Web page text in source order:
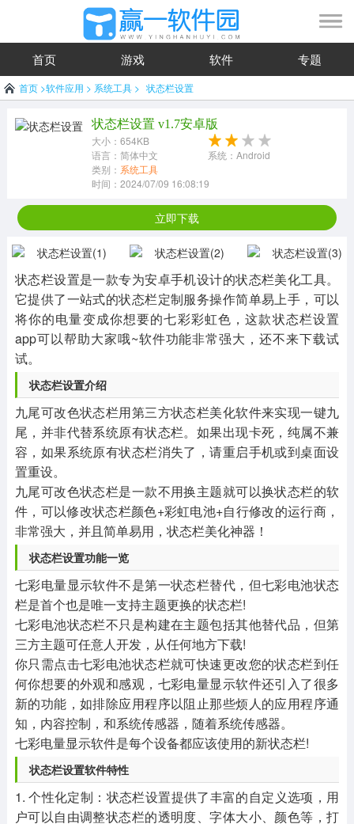
首页 游戏 软件 专题
首页 >软件应用 > 系统工具 > 状态栏设置
状态栏设置 v1.7安卓版
大小：654KB
语言：简体中文
系统：Android
类别： 系统工具
时间：2024/07/09 16:08:19
立即下载
状态栏设置是一款专为安卓手机设计的状态栏美化工具。
它提供了一站式的状态栏定制服务操作简单易上手，可以
将你的电量变成你想要的七彩彩虹色，这款状态栏设置
app可以帮助大家哦~软件功能非常强大，还不来下载试
试。
状态栏设置介绍
九尾可改色状态栏用第三方状态栏美化软件来实现一键九
尾，并非代替系统原有状态栏。如果出现卡死，纯属不兼
容，如果系统原有状态栏消失了，请重启手机或到桌面设
置重设。
九尾可改色状态栏是一款不用换主题就可以换状态栏的软
件，可以修改状态栏颜色+彩虹电池+自行修改的运行商，
非常强大，并且简单易用，状态栏美化神器！
状态栏设置功能一览
七彩电量显示软件不是第一状态栏替代，但七彩电池状态
栏是首个也是唯一支持主题更换的状态栏!
七彩电池状态栏不只是构建在主题包括其他替代品，但第
三方主题可任意人开发，从任何地方下载!
你只需点击七彩电池状态栏就可快速更改您的状态栏到任
何你想要的外观和感观，七彩电量显示软件还引入了很多
新的功能，如排除应用程序以阻止那些烦人的应用程序通
知，内容控制，和系统传感器，随着系统传感器。
七彩电量显示软件是每个设备都应该使用的新状态栏!
状态栏设置软件特性
1. 个性化定制：状态栏设置提供了丰富的自定义选项，用
户可以自由调整状态栏的透明度、字体大小、颜色等，打